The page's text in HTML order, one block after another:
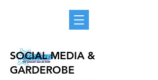
SOCIAL MEDIA &
GARDEROBE